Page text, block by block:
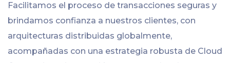
Facilitamos el proceso de transacciones seguras y
brindamos confianza a nuestros clientes, con
arquitecturas distribuidas globalmente,
acompañadas con una estrategia robusta de Cloud